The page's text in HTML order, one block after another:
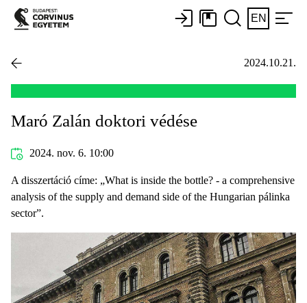
EN
2024.10.21.
Maró Zalán doktori védése
2024. nov. 6. 10:00
A disszertáció címe: „What is inside the bottle? - a comprehensive
analysis of the supply and demand side of the Hungarian pálinka
sector”.